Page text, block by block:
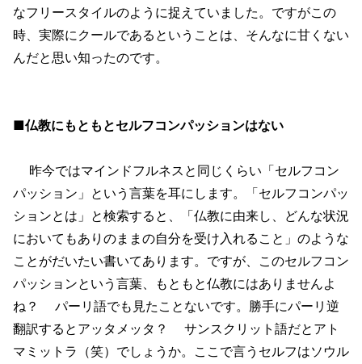
なフリースタイルのように捉えていました。ですがこの
時、実際にクールであるということは、そんなに甘くない
んだと思い知ったのです。
■仏教にもともとセルフコンパッションはない
昨今ではマインドフルネスと同じくらい「セルフコン
パッション」という言葉を耳にします。「セルフコンパッ
ションとは」と検索すると、「仏教に由来し、どんな状況
においてもありのままの自分を受け入れること」のような
ことがだいたい書いてあります。ですが、このセルフコン
パッションという言葉、もともと仏教にはありませんよ
ね？ パーリ語でも見たことないです。勝手にパーリ逆
翻訳するとアッタメッタ？ サンスクリット語だとアト
マミットラ（笑）でしょうか。ここで言うセルフはソウル